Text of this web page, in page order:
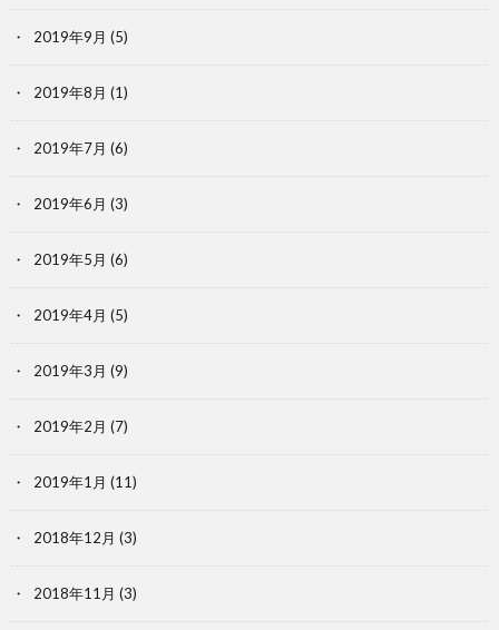
2019年9月 (5)
2019年8月 (1)
2019年7月 (6)
2019年6月 (3)
2019年5月 (6)
2019年4月 (5)
2019年3月 (9)
2019年2月 (7)
2019年1月 (11)
2018年12月 (3)
2018年11月 (3)